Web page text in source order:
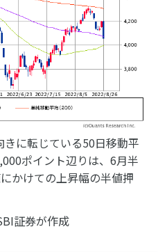
に転じている50日移動平
ポイント辺りは、6月半
かけての上昇幅の半値押
証券が作成